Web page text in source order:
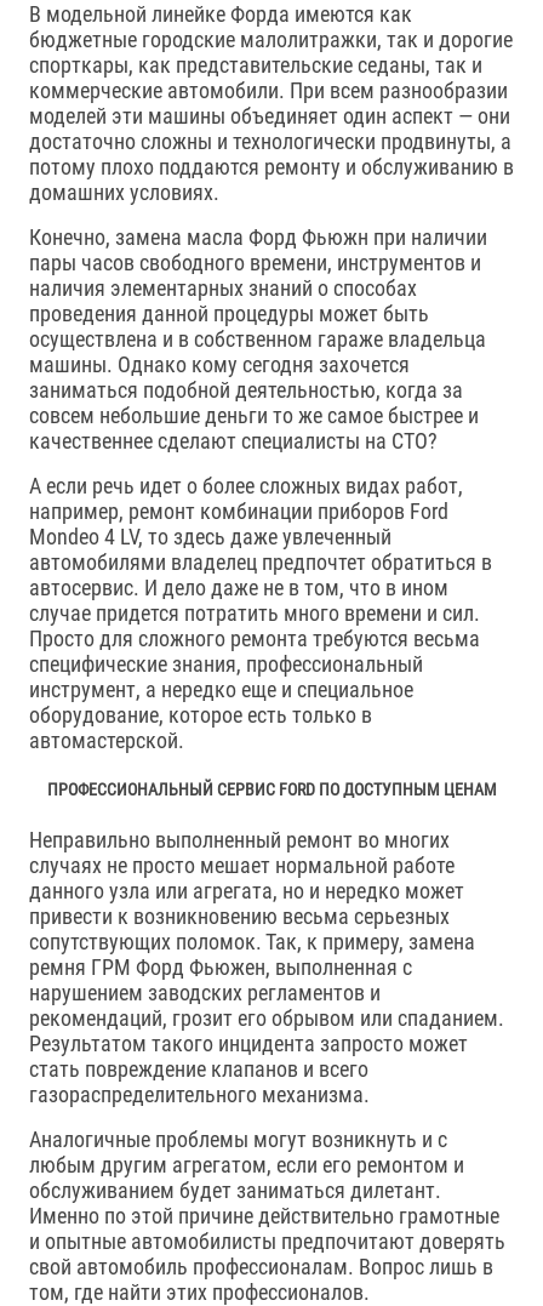
В модельной линейке Форда имеются как
бюджетные городские малолитражки, так и дорогие
спорткары, как представительские седаны, так и
коммерческие автомобили. При всем разнообразии
моделей эти машины объединяет один аспект — они
достаточно сложны и технологически продвинуты, а
потому плохо поддаются ремонту и обслуживанию в
домашних условиях.
Конечно, замена масла Форд Фьюжн при наличии
пары часов свободного времени, инструментов и
наличия элементарных знаний о способах
проведения данной процедуры может быть
осуществлена и в собственном гараже владельца
машины. Однако кому сегодня захочется
заниматься подобной деятельностью, когда за
совсем небольшие деньги то же самое быстрее и
качественнее сделают специалисты на СТО?
А если речь идет о более сложных видах работ,
например, ремонт комбинации приборов Ford
Mondeo 4 LV, то здесь даже увлеченный
автомобилями владелец предпочтет обратиться в
автосервис. И дело даже не в том, что в ином
случае придется потратить много времени и сил.
Просто для сложного ремонта требуются весьма
специфические знания, профессиональный
инструмент, а нередко еще и специальное
оборудование, которое есть только в
автомастерской.
ПРОФЕССИОНАЛЬНЫЙ СЕРВИС FORD ПО ДОСТУПНЫМ ЦЕНАМ
Неправильно выполненный ремонт во многих
случаях не просто мешает нормальной работе
данного узла или агрегата, но и нередко может
привести к возникновению весьма серьезных
сопутствующих поломок. Так, к примеру, замена
ремня ГРМ Форд Фьюжен, выполненная с
нарушением заводских регламентов и
рекомендаций, грозит его обрывом или спаданием.
Результатом такого инцидента запросто может
стать повреждение клапанов и всего
газораспределительного механизма.
Аналогичные проблемы могут возникнуть и с
любым другим агрегатом, если его ремонтом и
обслуживанием будет заниматься дилетант.
Именно по этой причине действительно грамотные
и опытные автомобилисты предпочитают доверять
свой автомобиль профессионалам. Вопрос лишь в
том, где найти этих профессионалов.